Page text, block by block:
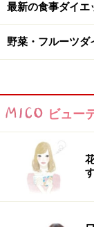
たん
脂
炭水
ナト
カ
最新の食事ダイエ
野菜・フルーツダ
ビュー